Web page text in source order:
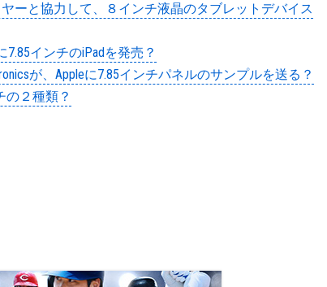
ーと協力して、８インチ液晶のタブレットデバイス
7.85インチのiPadを発売？
が、Appleに7.85インチパネルのサンプルを送る？
の２種類？